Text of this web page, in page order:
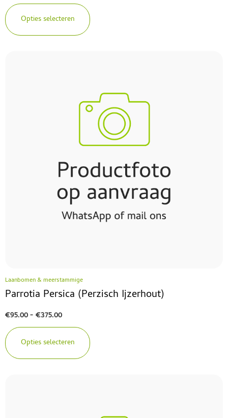
Opties selecteren
Laanbomen & meerstammige
Parrotia Persica (Perzisch Ijzerhout)
€95.00-€375.00
Opties selecteren